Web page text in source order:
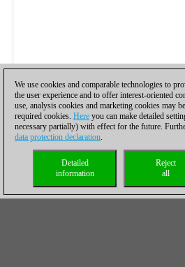
We use cookies and comparable technologies to
the user experience and to offer interest-oriented
use, analysis cookies and marketing cookies may
required cookies. Here you can make detailed
necessary partially) with effect for the future.
data protection declaration.
Reject
all
Detailed
information